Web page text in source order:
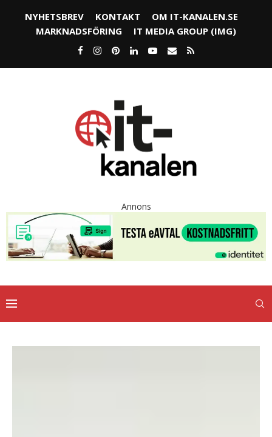
NYHETSBREV KONTAKT
OM IT-KANALEN.SE
MARKNADSFÖRING
IT MEDIA GROUP (IMG)
Annons